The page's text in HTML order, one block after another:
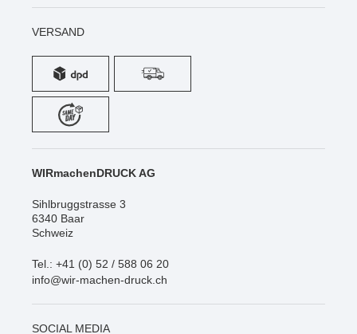
VERSAND
WIRmachenDRUCK AG
Sihlbruggstrasse 3
6340 Baar
Schweiz
Tel.: +41 (0) 52 / 588 06 20
info@wir-machen-druck.ch
SOCIAL MEDIA